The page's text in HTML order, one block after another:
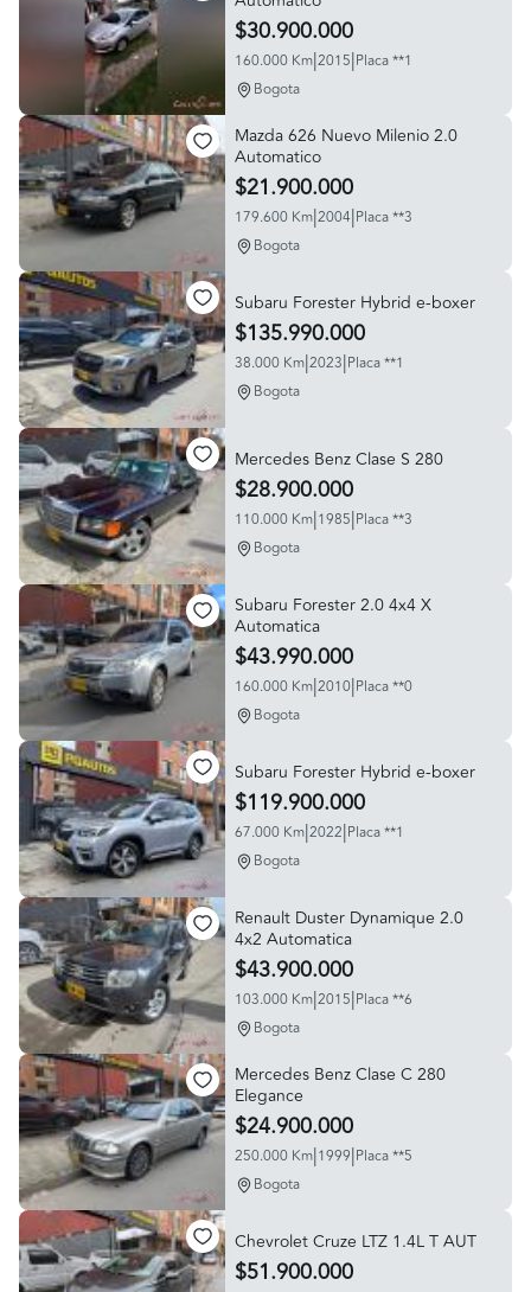
$30.900.000
160.000 Km|2015|Placa **1
Bogota
Mazda 626 Nuevo Milenio 2.0
Automatico
$21.900.000
179.600 Km|2004|Placa **3
Bogota
Subaru Forester Hybrid e-boxer
$135.990.000
38.000 Km|2023|Placa **1
Bogota
Mercedes Benz Clase S 280
$28.900.000
110.000 Km|1985|Placa **3
Bogota
Subaru Forester 2.0 4x4 X
Automatica
$43.990.000
160.000 Km|2010|Placa **0
Bogota
Subaru Forester Hybrid e-boxer
$119.900.000
67.000 Km|2022|Placa **1
Bogota
Renault Duster Dynamique 2.0
4x2 Automatica
$43.900.000
103.000 Km|2015|Placa **6
Bogota
Mercedes Benz Clase C 280
Elegance
$24.900.000
250.000 Km|1999|Placa **5
Bogota
Chevrolet Cruze LTZ 1.4L T AUT
$51.900.000